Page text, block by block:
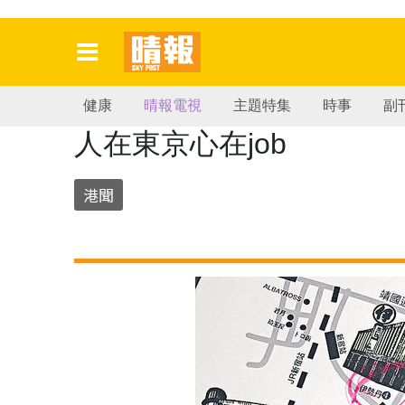
健康 晴報電視 主題特集 時事 副
人在東京心在job
港聞